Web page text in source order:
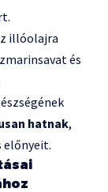
illóolajra
és
hatnak,
előnyeit.